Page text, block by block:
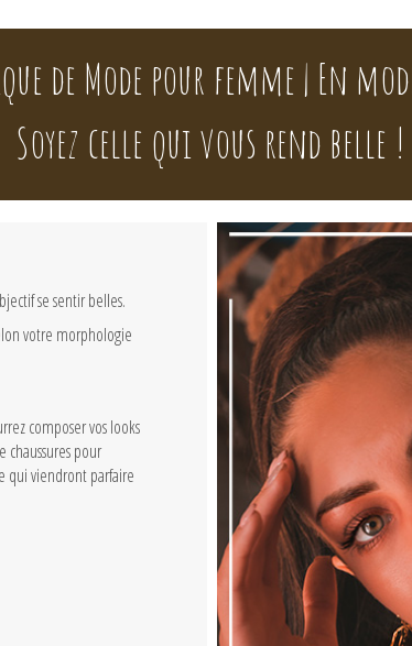
de Mode pour femme | En
Soyez celle qui vous rend belle !
se sentir belles.
votre morphologie
composer vos looks
chaussures pour
qui viendront parfaire